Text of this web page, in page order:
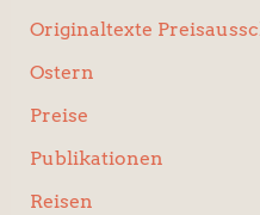
Originaltexte
Ostern
Preise
Publikationen
Reisen